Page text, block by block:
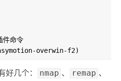
件命令
好几个： nmap 、 remap 、